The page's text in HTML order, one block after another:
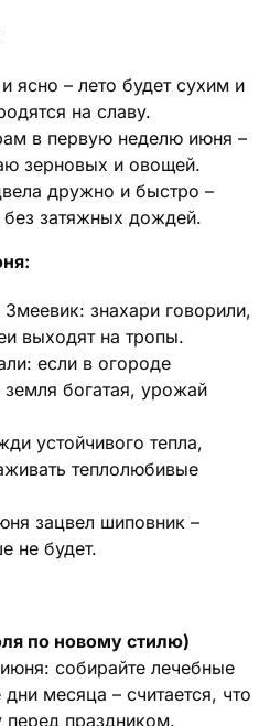
ясно – лето будет сухим и
на славу.
в первую неделю июня –
зерновых и овощей.
дружно и быстро –
без затяжных дождей.
знахари говорили,
выходят на тропы.
если в огороде
богатая, урожай
устойчивого тепла,
теплолюбивые
зацвел шиповник –
не будет.
по новому стилю)
собирайте лечебные
месяца – считается, что
перед праздником.